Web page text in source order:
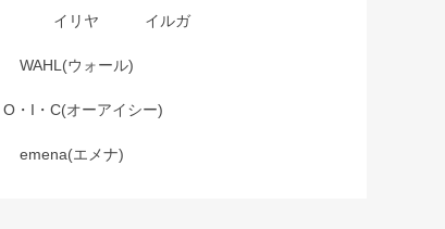
イリヤ イルガ
WAHL(ウォール)
O・I・C(オーアイシー)
emena(エメナ)